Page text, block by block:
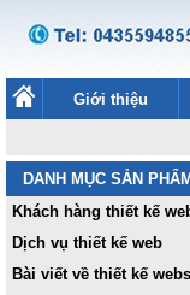
Giới thiệu
DANH MỤC SẢN PHẨM
Khách hàng thiết kế
Dịch vụ thiết kế web
Bài viết về thiết kế